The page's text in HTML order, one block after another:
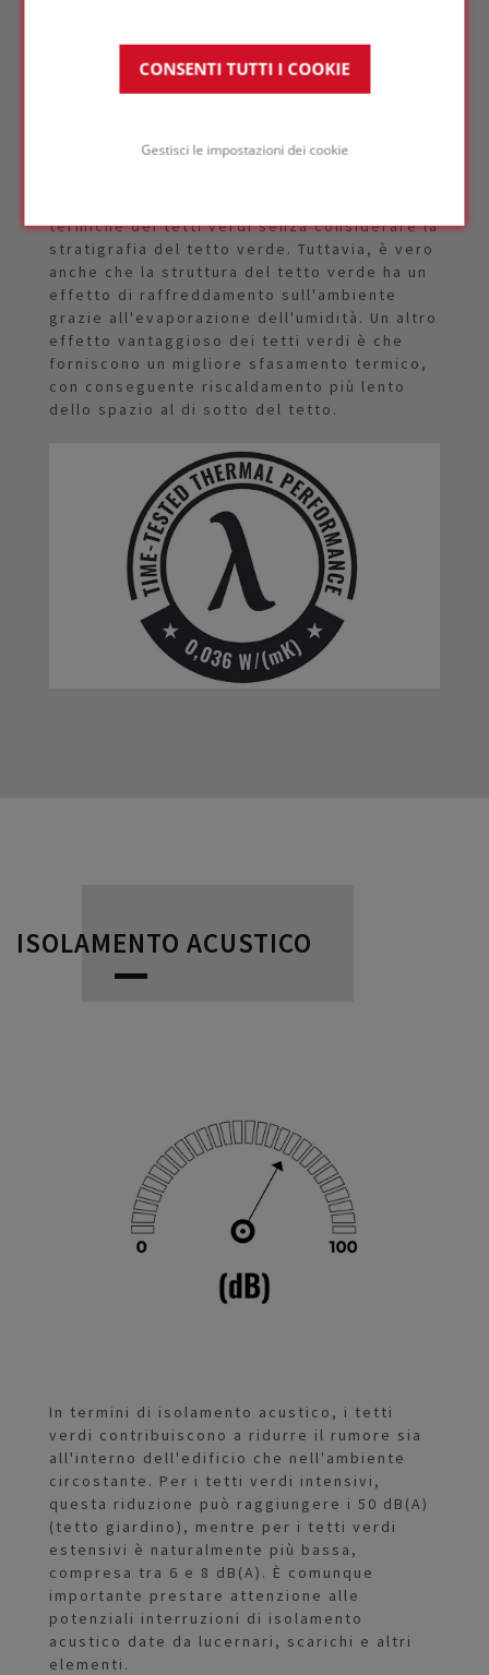
CONSENTI TUTTI I COOKIE
Gestisci le impostazioni dei cookie
altezza di stratigrafia.
In generale, il contributo isolante dei tetti
tetto è umido. Di conseguenza, l'effetto
termiche dei tetti verdi senza considerare la
stratigrafia del tetto verde. Tuttavia, è vero
anche che la struttura del tetto verde ha un
effetto di raffreddamento sull'ambiente
grazie all'evaporazione dell'umidità. Un altro
effetto vantaggioso dei tetti verdi è che
forniscono un migliore sfasamento termico,
con conseguente riscaldamento più lento
dello spazio al di sotto del tetto.
ISOLAMENTO ACUSTICO
In termini di isolamento acustico, i tetti
verdi contribuiscono a ridurre il rumore sia
all'interno dell'edificio che nell'ambiente
circostante. Per i tetti verdi intensivi,
questa riduzione può raggiungere i 50 dB(A)
(tetto giardino), mentre per i tetti verdi
estensivi è naturalmente più bassa,
compresa tra 6 e 8 dB(A). È comunque
importante prestare attenzione alle
potenziali interruzioni di isolamento
acustico date da lucernari, scarichi e altri
elementi.